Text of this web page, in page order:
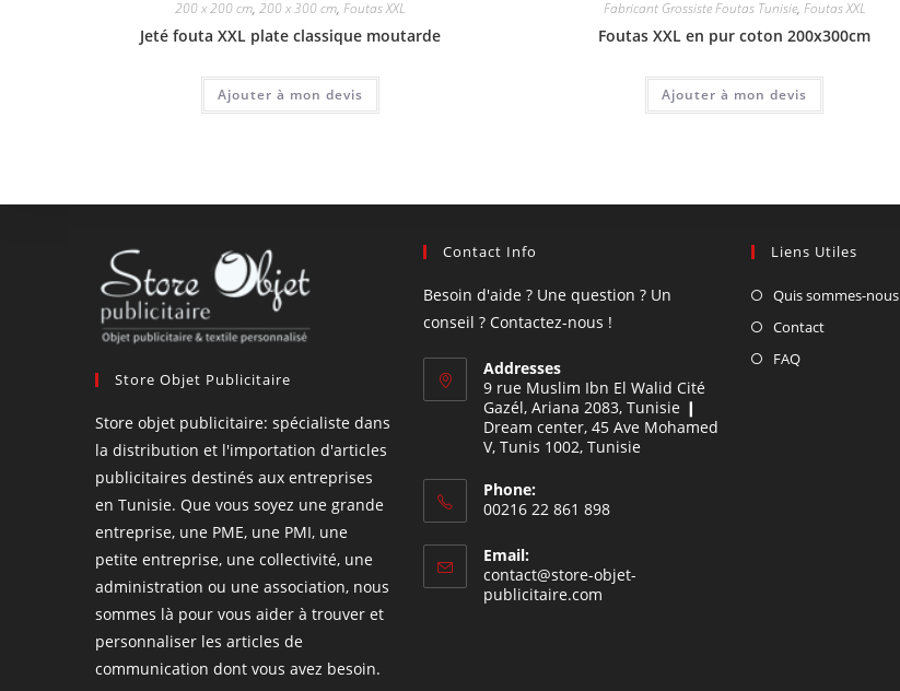
200 x 200 cm, 200 x 300 cm, Foutas XXL
Jeté fouta XXL plate classique moutarde
Ajouter à mon devis
Fabricant Grossiste Foutas Tunisie, Foutas XXL
Foutas XXL en pur coton 200x300cm
Ajouter à mon devis
Store Objet Publicitaire
Store objet publicitaire: spécialiste dans
la distribution et l'importation d'articles
publicitaires destinés aux entreprises
en Tunisie. Que vous soyez une grande
entreprise, une PME, une PMI, une
petite entreprise, une collectivité, une
administration ou une association, nous
sommes là pour vous aider à trouver et
personnaliser les articles de
communication dont vous avez besoin.
Contact Info
Besoin d'aide ? Une question ? Un
conseil ? Contactez-nous !
Addresses
9 rue Muslim Ibn El Walid Cité
Gazél, Ariana 2083, Tunisie ❙
Dream center, 45 Ave Mohamed
V, Tunis 1002, Tunisie
Phone:
00216 22 861 898
Email:
contact@store-objet-
publicitaire.com
Liens Utiles
Quis sommes-nous
Contact
FAQ